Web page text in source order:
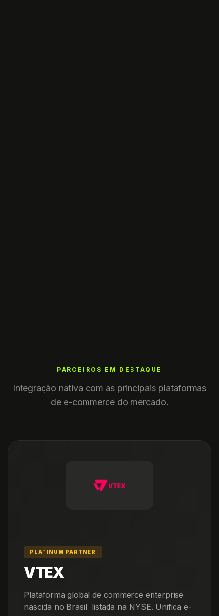
PARCEIROS EM DESTAQUE
Integração nativa com as principais plataformas
de e-commerce do mercado.
PLATINUM PARTNER
VTEX
Plataforma global de commerce enterprise
nascida no Brasil, listada na NYSE. Unifica e-